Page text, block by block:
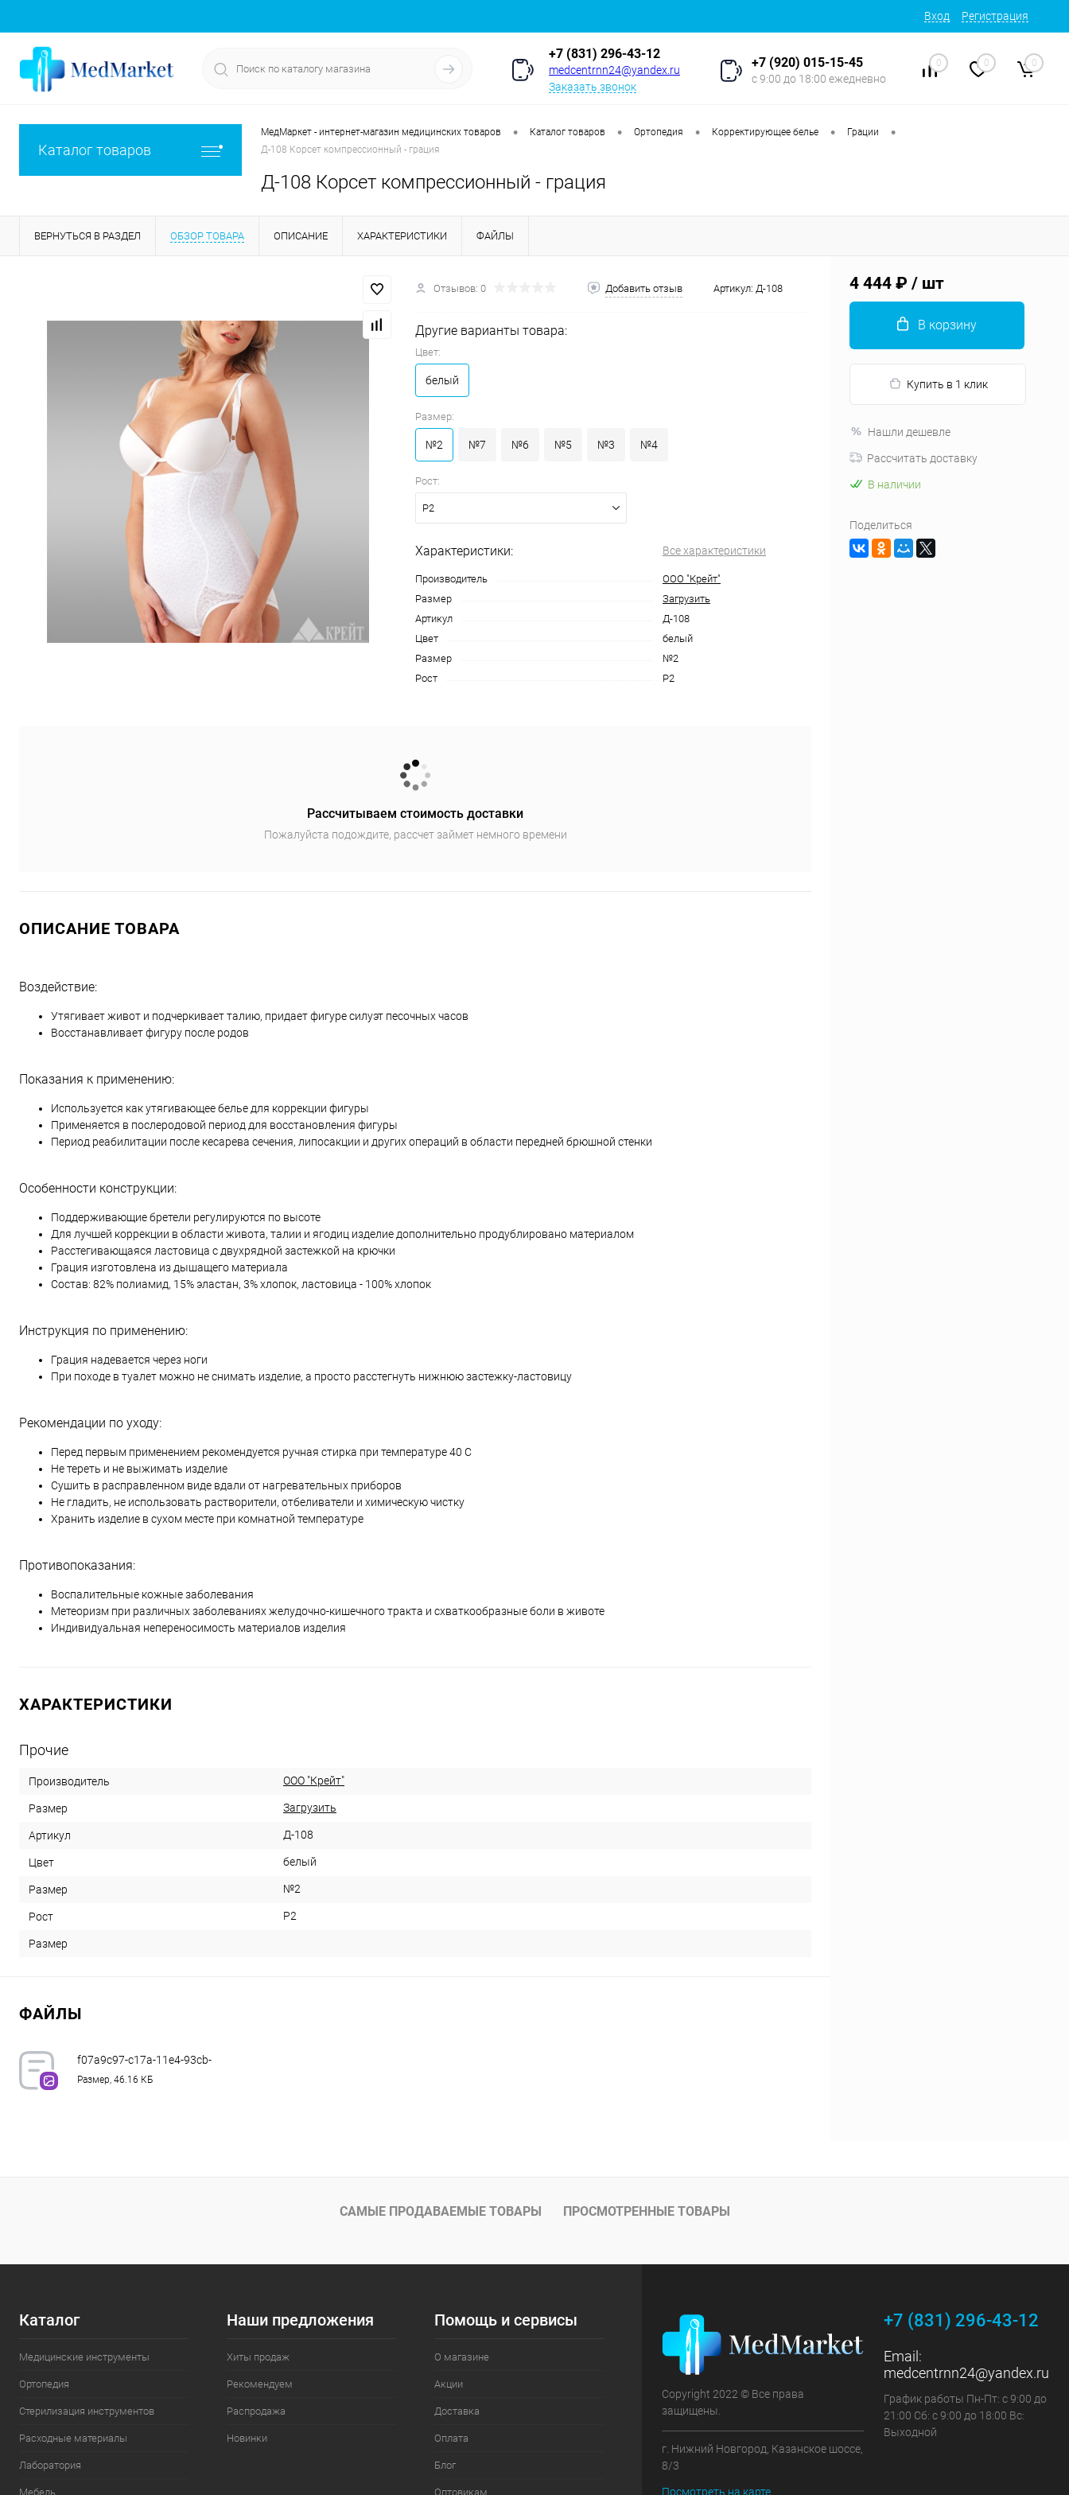
Вход Регистрация
+7 (831) 296-43-12
medcentrnn24@yandex.ru
Заказать звонок
+7 (920) 015-15-45
с 9:00 до 18:00 ежедневно
0 0 0
Каталог товаров
МедМаркет - интернет-магазин медицинских товаров • Каталог товаров • Ортопедия • Корректирующее белье • Грации •
Д-108 Корсет компрессионный - грация
Д-108 Корсет компрессионный - грация
ВЕРНУТЬСЯ В РАЗДЕЛ ОБЗОР ТОВАРА ОПИСАНИЕ ХАРАКТЕРИСТИКИ ФАЙЛЫ
Отзывов: 0 Добавить отзыв Артикул: Д-108
Другие варианты товара:
Цвет:
белый
Размер:
№2 №7 №6 №5 №3 №4
Рост:
Р2
Характеристики: Все характеристики
Производитель
ООО "Крейт"
Размер
Загрузить
Артикул
Д-108
Цвет
белый
Размер
№2
Рост
Р2
Рассчитываем стоимость доставки
Пожалуйста подождите, рассчет займет немного времени
ОПИСАНИЕ ТОВАРА
Воздействие:
Утягивает живот и подчеркивает талию, придает фигуре силуэт песочных часов
Восстанавливает фигуру после родов
Показания к применению:
Используется как утягивающее белье для коррекции фигуры
Применяется в послеродовой период для восстановления фигуры
Период реабилитации после кесарева сечения, липосакции и других операций в области передней брюшной стенки
Особенности конструкции:
Поддерживающие бретели регулируются по высоте
Для лучшей коррекции в области живота, талии и ягодиц изделие дополнительно продублировано материалом
Расстегивающаяся ластовица с двухрядной застежкой на крючки
Грация изготовлена из дышащего материала
Состав: 82% полиамид, 15% эластан, 3% хлопок, ластовица - 100% хлопок
Инструкция по применению:
Грация надевается через ноги
При походе в туалет можно не снимать изделие, а просто расстегнуть нижнюю застежку-ластовицу
Рекомендации по уходу:
Перед первым применением рекомендуется ручная стирка при температуре 40 С
Не тереть и не выжимать изделие
Сушить в расправленном виде вдали от нагревательных приборов
Не гладить, не использовать растворители, отбеливатели и химическую чистку
Хранить изделие в сухом месте при комнатной температуре
Противопоказания:
Воспалительные кожные заболевания
Метеоризм при различных заболеваниях желудочно-кишечного тракта и схваткообразные боли в животе
Индивидуальная непереносимость материалов изделия
ХАРАКТЕРИСТИКИ
Прочие
Производитель ООО "Крейт"
Размер Загрузить
Артикул Д-108
Цвет белый
Размер №2
Рост Р2
Размер
ФАЙЛЫ
f07a9c97-c17a-11e4-93cb-
00155d017401.png
Размер, 46.16 КБ
4 444 ₽ / шт
В корзину
Купить в 1 клик
Нашли дешевле
Рассчитать доставку
В наличии
Поделиться
САМЫЕ ПРОДАВАЕМЫЕ ТОВАРЫ ПРОСМОТРЕННЫЕ ТОВАРЫ
Каталог
Медицинские инструменты
Ортопедия
Стерилизация инструментов
Расходные материалы
Лаборатория
Мебель
Наши предложения
Хиты продаж
Рекомендуем
Распродажа
Новинки
Помощь и сервисы
О магазине
Акции
Доставка
Оплата
Блог
Оптовикам
Copyright 2022 © Все права
защищены.
г. Нижний Новгород, Казанское шоссе,
8/3
Посмотреть на карте
+7 (831) 296-43-12
Email:
medcentrnn24@yandex.ru
График работы Пн-Пт: с 9:00 до
21:00 Сб: с 9:00 до 18:00 Вс:
Выходной